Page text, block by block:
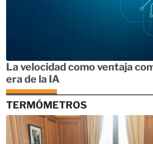
La velocidad como ventaja
era de la IA
TERMÓMETROS